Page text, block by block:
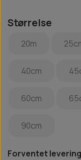
Størrelse
20m
40cm
60cm
90cm
Forventet